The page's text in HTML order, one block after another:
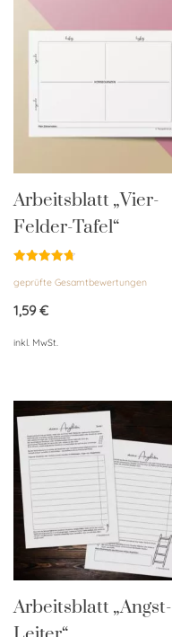
Arbeitsblatt „Vier-
Felder-Tafel“
mit
von 5
geprüfte Gesamtbewertungen
1,59€
inkl. MwSt.
Arbeitsblatt „Angst-